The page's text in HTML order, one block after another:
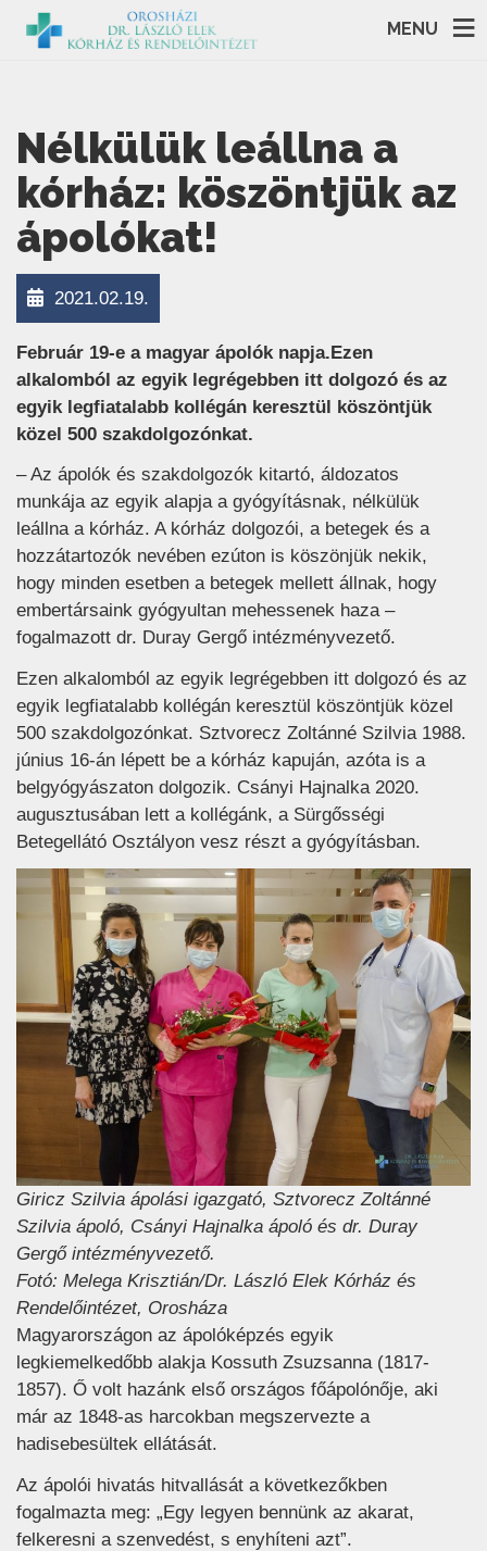
MENU
Nélkülük leállna a
kórház: köszöntjük az
ápolókat!
2021.02.19.
Február 19-e a magyar ápolók napja.Ezen
alkalomból az egyik legrégebben itt dolgozó és az
egyik legfiatalabb kollégán keresztül köszöntjük
közel 500 szakdolgozónkat.
– Az ápolók és szakdolgozók kitartó, áldozatos
munkája az egyik alapja a gyógyításnak, nélkülük
leállna a kórház. A kórház dolgozói, a betegek és a
hozzátartozók nevében ezúton is köszönjük nekik,
hogy minden esetben a betegek mellett állnak, hogy
embertársaink gyógyultan mehessenek haza –
fogalmazott dr. Duray Gergő intézményvezető.
Ezen alkalomból az egyik legrégebben itt dolgozó és az
egyik legfiatalabb kollégán keresztül köszöntjük közel
500 szakdolgozónkat. Sztvorecz Zoltánné Szilvia 1988.
június 16-án lépett be a kórház kapuján, azóta is a
belgyógyászaton dolgozik. Csányi Hajnalka 2020.
augusztusában lett a kollégánk, a Sürgősségi
Betegellátó Osztályon vesz részt a gyógyításban.
Giricz Szilvia ápolási igazgató, Sztvorecz Zoltánné
Szilvia ápoló, Csányi Hajnalka ápoló és dr. Duray
Gergő intézményvezető.
Fotó: Melega Krisztián/Dr. László Elek Kórház és
Rendelőintézet, Orosháza
Magyarországon az ápolóképzés egyik
legkiemelkedőbb alakja Kossuth Zsuzsanna (1817-
1857). Ő volt hazánk első országos főápolónője, aki
már az 1848-as harcokban megszervezte a
hadisebesültek ellátását.
Az ápolói hivatás hitvallását a következőkben
fogalmazta meg: „Egy legyen bennünk az akarat,
felkeresni a szenvedést, s enyhíteni azt”.